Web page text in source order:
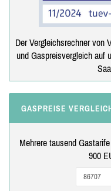
Der Vergleichsrechner von
und Gaspreisvergleich auf
GASPREISE
Mehrere tausend
900